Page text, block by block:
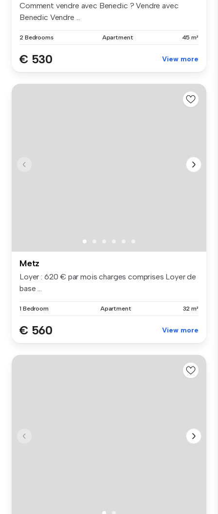
Comment vendre avec Benedic ? Vendre avec
Benedic Vendre ...
2 Bedrooms Apartment 45 m²
€ 530 View more
Metz
Loyer : 620 € par mois charges comprises Loyer de
base ...
1 Bedroom Apartment 32 m²
€ 560 View more